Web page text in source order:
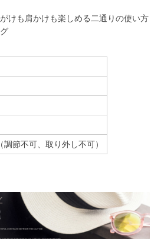
けも肩かけも楽しめる二通りの使い方
調節不可、取り外し不可）